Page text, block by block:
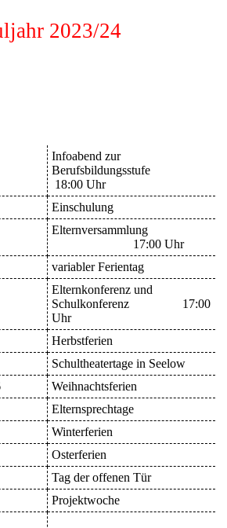
2023/24
Infoabend zur
Berufsbildungsstufe
18:00 Uhr
Einschulung
Elternversammlung
17:00 Uhr
variabler Ferientag
Elternkonferenz und
Schulkonferenz 17:00
Uhr
Herbstferien
Schultheatertage in Seelow
Weihnachtsferien
Elternsprechtage
Winterferien
Osterferien
Tag der offenen Tür
Projektwoche